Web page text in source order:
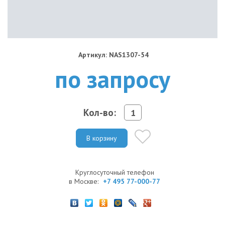
Артикул: NAS1307-54
по запросу
Кол-во:
В корзину
Круглосуточный телефон
в Москве: +7 495 77-000-77